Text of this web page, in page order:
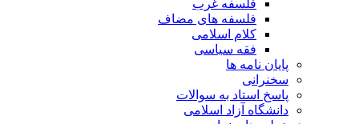
فلسفه غرب
فلسفه های مضاف
کلام اسلامی
فقه سیاسی
پایان نامه ها
سخنرانی
پاسخ استاد به سوالات
دانشگاه آزاد اسلامی